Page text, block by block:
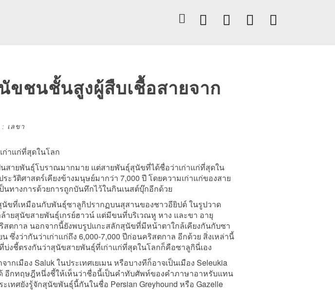
ขชนชั้นสูงผู้สืบเชื้อสายจาก
: เลขา
าแก่ที่สุดในโลก
สายพันธุ์โบราณมากมาย แต่สายพันธุ์สุนัขที่ได้ชื่อว่าเก่าแก่ที่สุดใน
วัติศาสตร์เคียงข้างมนุษย์มากว่า 7,000 ปี โดยความเก่าแก่ของสาย
นทางการด้วยการถูกบันทึกไว้ในกินเนสต์บุ๊กอีกด้วย
ขที่เหมือนกับพันธุ์ซาลูกิปรากฏบนสุสานของชาวอียิปต์ ในรูปวาด
ายสุนัขสายพันธุ์เกรย์ฮาวน์ แต่มีขนที่บริเวณหู หาง และขา อายุ
ตกาล นอกจากนี้ยังพบรูปแกะสลักสุนัขที่มีหน้าตาใกล้เคียงกันกับซา
ซึ่งว่ากันว่าเก่าแก่ถึง 6,000-7,000 ปีก่อนคริสตกาล อีกด้วย สิ่งเหล่านี้
บ่งชี้ตรงกันว่าสุนัขสายพันธุ์ที่เก่าแก่ที่สุดในโลกก็คือซาลูกินี่เอง
กเมือง Saluk ในประเทศเยเมน หรือบางทีก็อาจเป็นเมือง Seleukia
ด้ อีกทฤษฎีหนึ่งชี้ให้เห็นว่าชื่อนี้เป็นคำทับศัพท์ของคำภาษาอาหรับแทน
เทศยังรู้จักสุนัขพันธุ์นี้กันในชื่อ Persian Greyhound หรือ Gazelle